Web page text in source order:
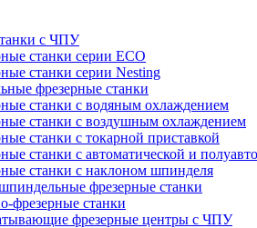
с ЧПУ
станки серии ECO
станки серии Nesting
фрезерные станки
станки с водяным охлаждением
станки с воздушным охлаждением
станки с токарной приставкой
станки с автоматической и
станки с наклоном шпинделя
фрезерные станки
фрезерные станки
фрезерные центры с ЧПУ